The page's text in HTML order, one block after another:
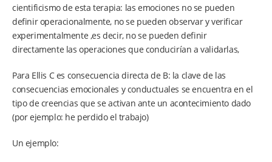
cientificismo de esta terapia: las emociones no se pueden
definir operacionalmente, no se pueden observar y verificar
experimentalmente ,es decir, no se pueden definir
directamente las operaciones que conducirían a validarlas,
Para Ellis C es consecuencia directa de B: la clave de las
consecuencias emocionales y conductuales se encuentra en el
tipo de creencias que se activan ante un acontecimiento dado
(por ejemplo: he perdido el trabajo)
Un ejemplo: